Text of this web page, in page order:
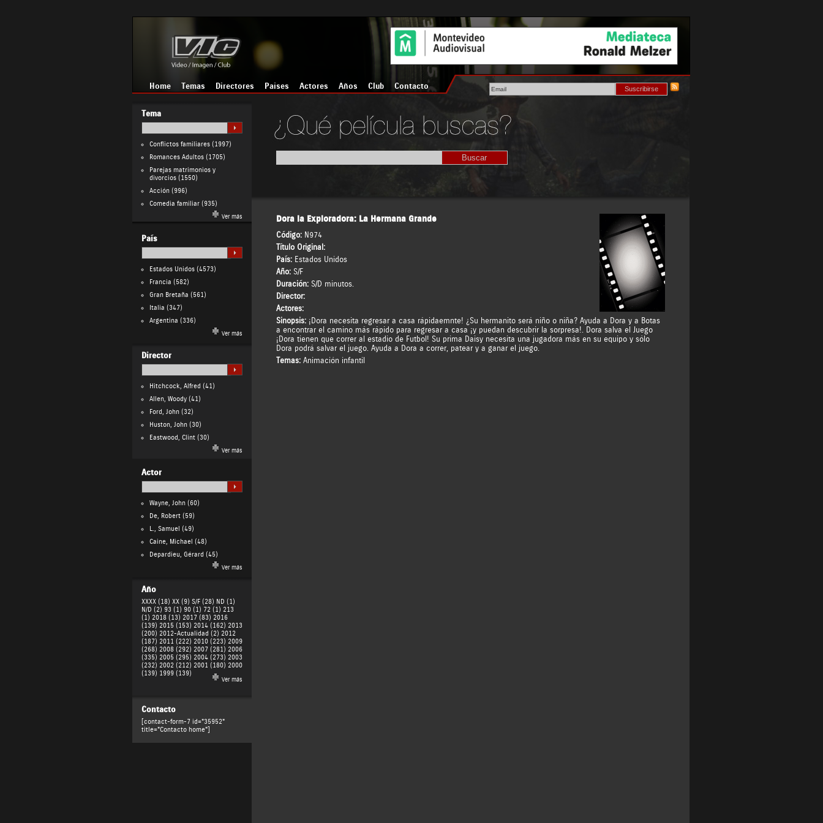
Home Temas Directores Países Actores Años Club Contacto
Tema
Conflictos familiares(1997)
Romances Adultos(1705)
Parejas matrimonios y
divorcios(1550)
Acción(996)
Comedia familiar(935)
Ver más
País
Estados Unidos(4573)
Francia (582)
Gran Bretaña (561)
Italia (347)
Argentina (336)
Ver más
Director
Hitchcock, Alfred (41)
Allen, Woody(41)
Ford, John(32)
Huston, John(30)
Eastwood, Clint(30)
Ver más
Actor
Wayne, John(60)
De, Robert(59)
L., Samuel (49)
Caine, Michael (48)
Depardieu, Gérard (45)
Ver más
Año
XXXX (18) XX (9) S/F (28) ND (1)
N/D (2) 93 (1) 90 (1) 72 (1) 213
(1) 2018 (13) 2017 (83) 2016
(139) 2015 (153) 2014 (162) 2013
(200) 2012-Actualidad (2) 2012
(187) 2011 (222) 2010 (223) 2009
(268) 2008 (292) 2007 (281) 2006
(335) 2005 (295) 2004 (273) 2003
(232) 2002 (212) 2001 (180) 2000
(139) 1999 (139)
Ver más
Contacto
[contact-form-7 id="35952"
title="Contacto home"]
Dora la Exploradora: La Hermana Grande
Código: N974
Título Original:
País: Estados Unidos
Año: S/F
Duración: S/D minutos.
Director:
Actores:
Sinopsis:¡Dora necesita regresar a casa rápidaemnte! ¿Su hermanito será niño o niña? Ayuda a Dora y a Botas
a encontrar el camino más rápido para regresar a casa ¡y puedan descubrir la sorpresa!. Dora salva el Juego
¡Dora tienen que correr al estadio de Futbol! Su prima Daisy necesita una jugadora más en su equipo y sólo
Dora podrá salvar el juego. Ayuda a Dora a correr, patear y a ganar el juego.
Temas: Animación infantil